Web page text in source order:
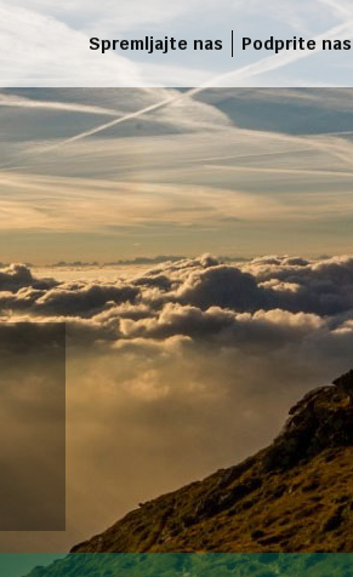
Spremljajte nas Podprite nas